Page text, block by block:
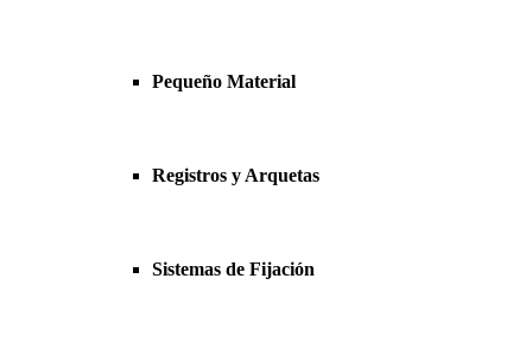
Pequeño Material
Registros y Arquetas
Sistemas de Fijación